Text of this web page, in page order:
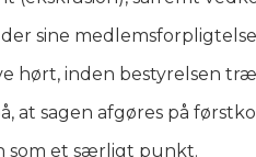
sine
hørt, inden bestyrelsen
at sagen afgøres på
som et særligt punkt.